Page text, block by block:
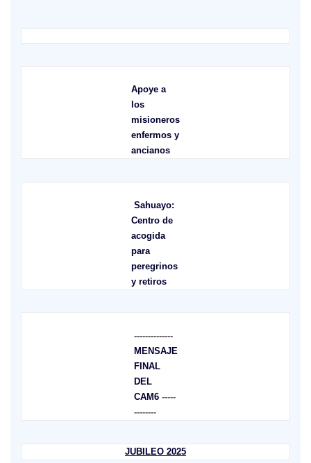
Apoye a
los
misioneros
enfermos y
ancianos
Sahuayo:
Centro de
acogida
para
peregrinos
y retiros
--------------
MENSAJE
FINAL
DEL
CAM6-----
--------
JUBILEO 2025